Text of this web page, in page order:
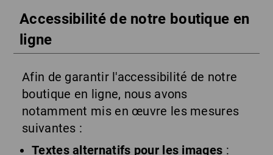
Accessibilité de notre boutique en
ligne
Afin de garantir l'accessibilité de notre
boutique en ligne, nous avons
notamment mis en œuvre les mesures
suivantes :
Textes alternatifs pour les images :